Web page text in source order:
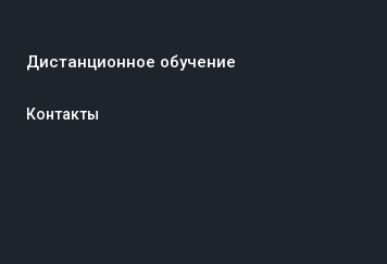
Дистанционное обучение
Контакты